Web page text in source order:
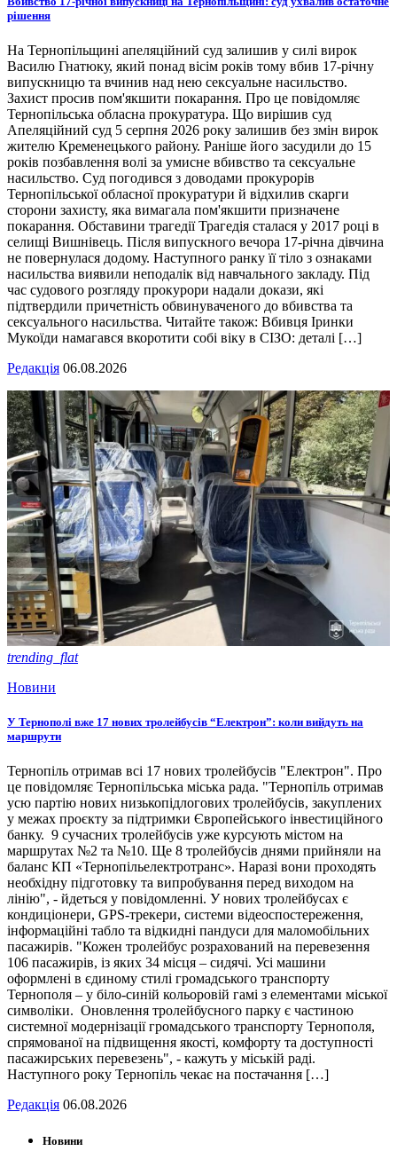
рішення
На Тернопільщині апеляційний суд залишив у силі вирок
Василю Гнатюку, який понад вісім років тому вбив 17-річну
випускницю та вчинив над нею сексуальне насильство.
Захист просив пом'якшити покарання. Про це повідомляє
Тернопільська обласна прокуратура. Що вирішив суд
Апеляційний суд 5 серпня 2026 року залишив без змін вирок
жителю Кременецького району. Раніше його засудили до 15
років позбавлення волі за умисне вбивство та сексуальне
насильство. Суд погодився з доводами прокурорів
Тернопільської обласної прокуратури й відхилив скарги
сторони захисту, яка вимагала пом'якшити призначене
покарання. Обставини трагедії Трагедія сталася у 2017 році в
селищі Вишнівець. Після випускного вечора 17-річна дівчина
не повернулася додому. Наступного ранку її тіло з ознаками
насильства виявили неподалік від навчального закладу. Під
час судового розгляду прокурори надали докази, які
підтвердили причетність обвинуваченого до вбивства та
сексуального насильства. Читайте також: Вбивця Іринки
Мукоїди намагався вкоротити собі віку в СІЗО: деталі […]
Редакція 06.08.2026
trending_flat
Новини
У Тернополі вже 17 нових тролейбусів “Електрон”: коли вийдуть на
маршрути
Тернопіль отримав всі 17 нових тролейбусів "Електрон". Про
це повідомляє Тернопільська міська рада. "Тернопіль отримав
усю партію нових низькопідлогових тролейбусів, закуплених
у межах проєкту за підтримки Європейського інвестиційного
банку. 9 сучасних тролейбусів уже курсують містом на
маршрутах №2 та №10. Ще 8 тролейбусів днями прийняли на
баланс КП «Тернопільелектротранс». Наразі вони проходять
необхідну підготовку та випробування перед виходом на
лінію", - йдеться у повідомленні. У нових тролейбусах є
кондиціонери, GPS-трекери, системи відеоспостереження,
інформаційні табло та відкидні пандуси для маломобільних
пасажирів. "Кожен тролейбус розрахований на перевезення
106 пасажирів, із яких 34 місця – сидячі. Усі машини
оформлені в єдиному стилі громадського транспорту
Тернополя – у біло-синій кольоровій гамі з елементами міської
символіки. Оновлення тролейбусного парку є частиною
системної модернізації громадського транспорту Тернополя,
спрямованої на підвищення якості, комфорту та доступності
пасажирських перевезень", - кажуть у міській раді.
Наступного року Тернопіль чекає на постачання […]
Редакція 06.08.2026
Новини